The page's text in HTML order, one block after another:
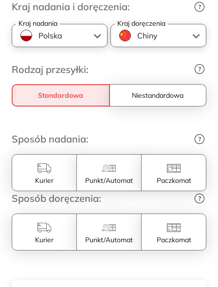
Kraj nadania i doręczenia:
Kraj nadania Kraj doręczenia
Rodzaj przesyłki:
Standardowa Niestandardowa
Sposób nadania:
Kurier Punkt/Automat Paczkomat
Sposób doręczenia:
Kurier Punkt/Automat Paczkomat